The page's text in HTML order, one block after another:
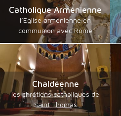
Catholique Arménienne
l’Eglise arménienne en
communion avec Rome
Chaldéenne
les chrétiens catholiques de
Saint Thomas